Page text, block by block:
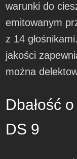
warunki do
emitowanym
z 14
jakości
można
Dbałość
DS 9